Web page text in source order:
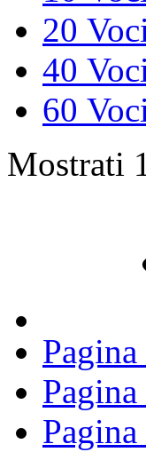
20
40
60
Mostrati
Pagina
Pagina
Pagina